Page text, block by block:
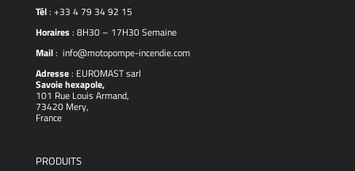
Tél: +33 4 79 34 92 15
Horaires: 8H30 – 17H30 Semaine
Mail: info@motopompe-incendie.com
Adresse: EUROMASTsarl
Savoie hexapole,
101 Rue Louis Armand,
73420 Mery,
France
PRODUITS